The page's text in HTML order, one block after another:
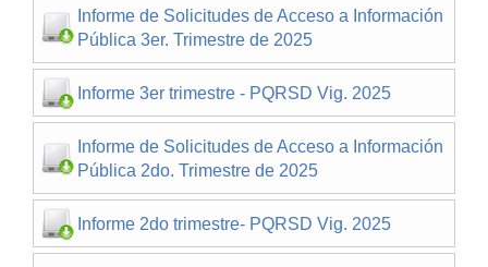
Informe de Solicitudes de Acceso a Información
Pública 3er. Trimestre de 2025
Informe 3er trimestre - PQRSD Vig. 2025
Informe de Solicitudes de Acceso a Información
Pública 2do. Trimestre de 2025
Informe 2do trimestre- PQRSD Vig. 2025